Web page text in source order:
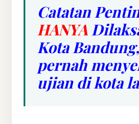
Catatan
HANYA
Kota
pernah
ujian di kota